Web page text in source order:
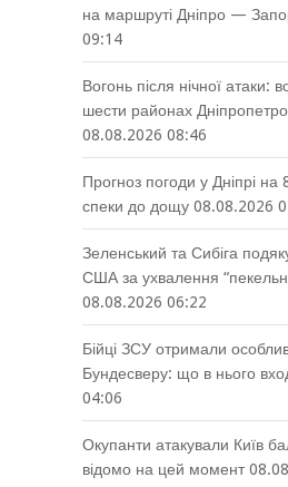
на маршруті Дніпро —
09:14
Вогонь після нічної атаки:
шести районах
08.08.2026 08:46
Прогноз погоди у Дніпрі на
спеки до дощу 08.08.2026
Зеленський та Сибіга
США за ухвалення
08.08.2026 06:22
Бійці ЗСУ отримали
Бундесверу: що в нього
04:06
Окупанти атакували Київ
відомо на цей момент